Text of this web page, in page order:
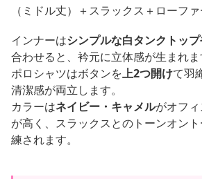
（ミドル丈）＋スラックス＋ローフ
インナーはシンプルな白タンクトッ
合わせると、衿元に立体感が生まれま
ポロシャツはボタンを上2つ開けて羽
清潔感が両立します。
カラーはネイビー・キャメルがオフ
が高く、スラックスとのトーンオン
練されます。